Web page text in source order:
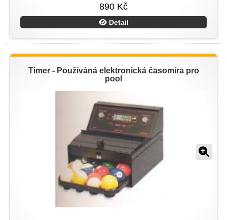
890 Kč
Detail
Timer - Používáná elektronická časomíra pro
pool